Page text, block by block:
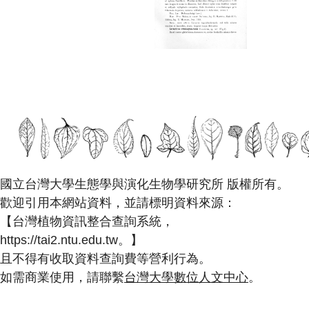
國立台灣大學生態學與演化生物學研究所 版權所有。
歡迎引用本網站資料，並請標明資料來源：
【台灣植物資訊整合查詢系統，
https://tai2.ntu.edu.tw。】
且不得有收取資料查詢費等營利行為。
如需商業使用，請聯繫台灣大學數位人文中心。